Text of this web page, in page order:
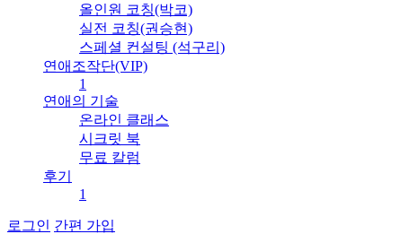
올인원 코칭(박코)
실전 코칭(권승현)
스페셜 컨설팅 (석구리)
연애조작단(VIP)
1
연애의 기술
온라인 클래스
시크릿 북
무료 칼럼
후기
1
로그인 간편 가입